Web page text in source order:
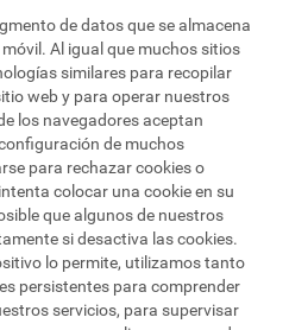
de datos que se almacena
Al igual que muchos sitios
similares para recopilar
web y para operar nuestros
los navegadores aceptan
de muchos
para rechazar cookies o
colocar una cookie en su
que algunos de nuestros
si desactiva las cookies.
lo permite, utilizamos tanto
persistentes para comprender
servicios, para supervisar